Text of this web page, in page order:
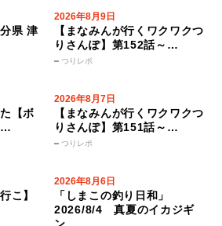
県 津
2026年8月9日
【まなみんが行くワクワクつ
りさんぽ】第152話～…
つりレポ
【ボ
…
2026年8月7日
【まなみんが行くワクワクつ
りさんぽ】第151話～…
つりレポ
こ】
2026年8月6日
「しまこの釣り日和」
2026/8/4 真夏のイカジギ